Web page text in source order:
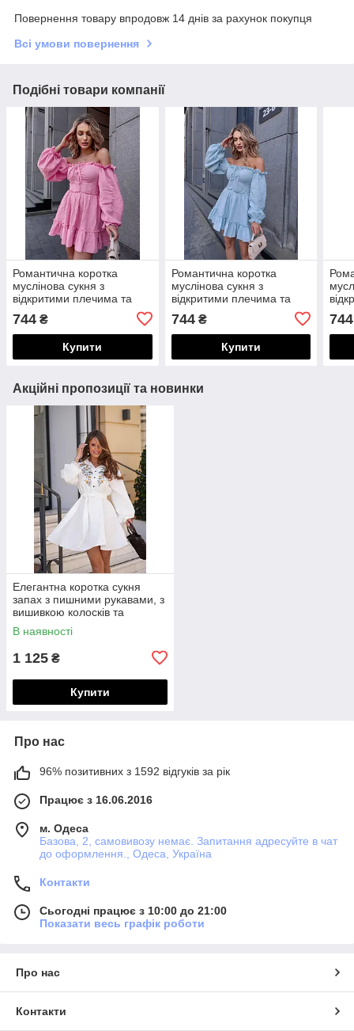
Повернення товару впродовж 14 днів за рахунок покупця
Всі умови повернення
Подібні товари компанії
Романтична коротка
муслінова сукня з
відкритими плечима та
ліфом на резиночках
744 ₴
Купити
Романтична коротка
муслінова сукня з
відкритими плечима та
ліфом на резиночках
744₴
Купити
744
Акційні пропозиції та новинки
Елегантна коротка сукня
запах з пишними рукавами, з
вишивкою колосків та
волошок
В наявності
1 125 ₴
Купити
Про нас
96% позитивних з 1592 відгуків за рік
Працює з 16.06.2016
м. Одеса
Базова, 2, самовивозу немає. Запитання адресуйте в чат
до оформлення., Одеса, Україна
Контакти
Сьогодні працює з 10:00 до 21:00
Показати весь графік роботи
Про нас
Контакти